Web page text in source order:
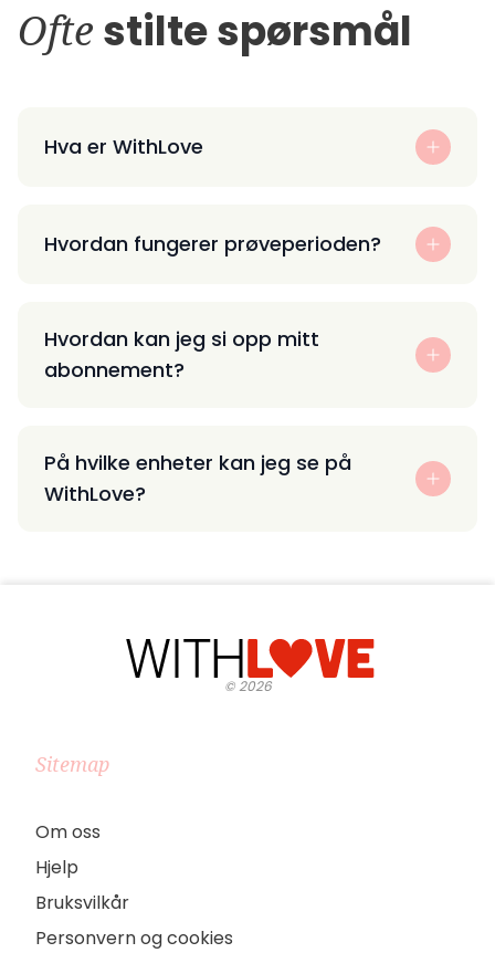
Ofte stilte spørsmål
Hva er WithLove
Hvordan fungerer prøveperioden?
Hvordan kan jeg si opp mitt
abonnement?
På hvilke enheter kan jeg se på
WithLove?
©2026
Sitemap
Om oss
Hjelp
Bruksvilkår
Personvern og cookies